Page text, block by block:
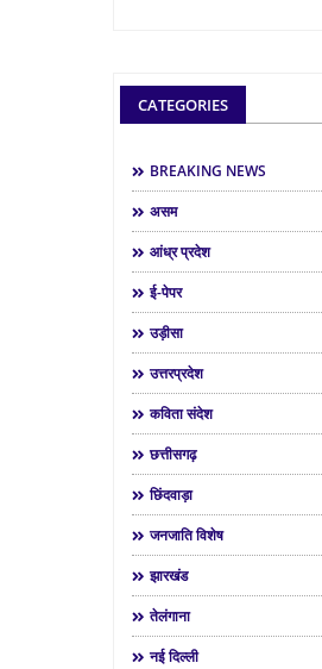
CATEGORIES
BREAKING NEWS
असम
आंध्र प्रदेश
ई-पेपर
उड़ीसा
उत्तरप्रदेश
कविता संदेश
छत्तीसगढ़
छिंदवाड़ा
जनजाति विशेष
झारखंड
तेलंगाना
नई दिल्ली